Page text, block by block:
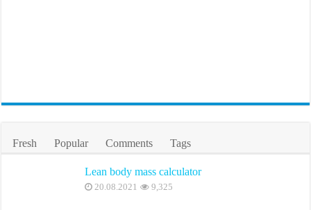
Fresh Popular Comments Tags
Lean body mass calculator
20.08.2021 9,325